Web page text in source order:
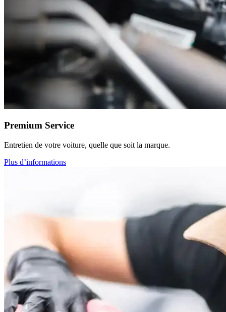
Premium Service
Entretien de votre voiture, quelle que soit la marque.
Plus d’informations